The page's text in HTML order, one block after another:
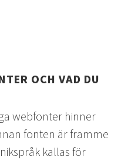
OCH VAD DU
webfonter hinner
fonten är framme
kallas för